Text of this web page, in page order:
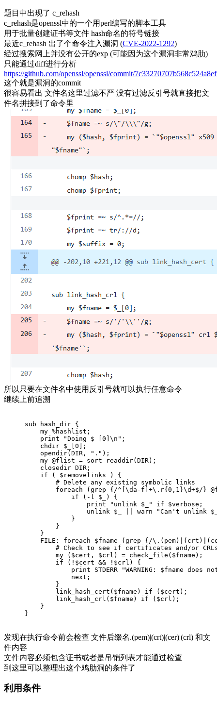
题目中出现了 c_rehash
c_rehash是openssl中的一个用perl编写的脚本工具
用于批量创建证书等文件 hash命名的符号链接
最近c_rehash 出了个命令注入漏洞 (CVE-2022-1292)
经过搜索网上并没有公开的exp (可能因为这个漏洞非常鸡肋)
只能通过diff进行分析
https://github.com/openssl/openssl/commit/
这个就是漏洞的commit
很容易看出 文件名这里过滤不严 没有过滤反引号就直接把文
件名拼接到了命令里
所以只要在文件名中使用反引号就可以执行任意命令
继续上前追溯
sub hash_dir {
my %hashlist;
print
"Doing $_[0]\n" ;
chdir $_[0 ];
opendir(DIR, "." );
my @flist = sort readdir(DIR);
closedir DIR;
if ( $removelinks ) {
# Delete any existing symbolic links
foreach (grep { /^[\da-f]+\.r{0,1}\d+$/}
if (-l $_) {
print
"unlink $_" if $verbose;
unlink $_ || warn
"Can't unlink
            }
        }
    }
    FILE:
foreach $fname (grep { /
# Check to see if certificates and/or
my ($cert, $crl) = check_file($fname);
if (!$cert && !$crl) {
print STDERR
"WARNING: $fname
next ;
        }
        link_hash_cert($fname)
if ($cert);
        link_hash_crl($fname)
if ($crl);
    }
}
发现在执行命令前会检查 文件后缀名.(pem)|(crt)|(cer)|(crl) 和文
件内容
文件内容必须包含证书或者是吊销列表才能通过检查
到这里可以整理出这个鸡肋洞的条件了
利用条件